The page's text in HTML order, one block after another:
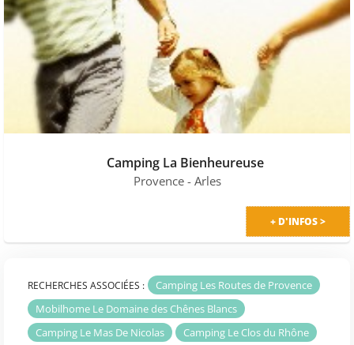
Camping La Bienheureuse
Provence - Arles
+ D'INFOS >
RECHERCHES ASSOCIÉES :
Camping Les Routes de Provence
Mobilhome Le Domaine des Chênes Blancs
Camping Le Mas De Nicolas
Camping Le Clos du Rhône